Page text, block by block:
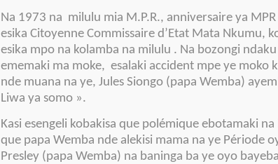
Na 1973 na milulu mia M.P.R., anniversaire ya MPR
esika Citoyenne Commissaire d’Etat Mata Nkumu,
esika mpo na kolamba na milulu . Na bozongi
ememaki ma moke, esalaki accident mpe ye moko
nde muana na ye, Jules Siongo (papa Wemba)
Liwa ya somo ».
Kasi esengeli kobakisa que polémique ebotamaki
que papa Wemba nde alekisi mama na ye Période
Presley (papa Wemba) na baninga ba ye oyo